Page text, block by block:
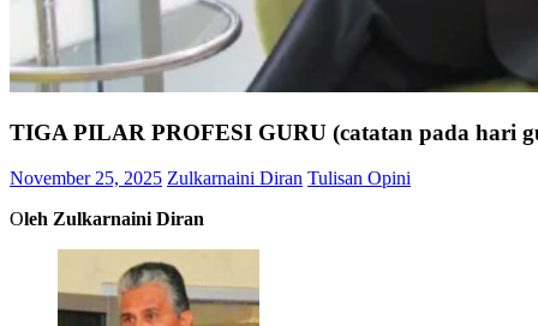
TIGA PILAR PROFESI GURU (catatan pada hari
November 25, 2025 Zulkarnaini Diran Tulisan Opini
Oleh Zulkarnaini Diran